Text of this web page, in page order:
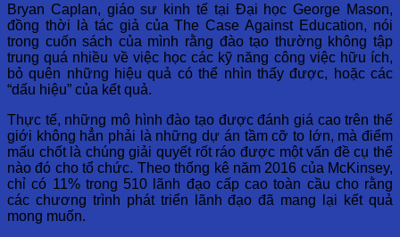
Bryan Caplan, giáo sư kinh tế tại Đại học George Mason,
đồng thời là tác giả của The Case Against Education, nói
trong cuốn sách của mình rằng đào tạo thường không tập
trung quá nhiều về việc học các kỹ năng công việc hữu ích,
bỏ quên những hiệu quả có thể nhìn thấy được, hoặc các
“dấu hiệu” của kết quả.
Thực tế, những mô hình đào tạo được đánh giá cao trên thế
giới không hẳn phải là những dự án tầm cỡ to lớn, mà điểm
mấu chốt là chúng giải quyết rốt ráo được một vấn đề cụ thể
nào đó cho tổ chức. Theo thống kê năm 2016 của McKinsey,
chỉ có 11% trong 510 lãnh đạo cấp cao toàn cầu cho rằng
các chương trình phát triển lãnh đạo đã mang lại kết quả
mong muốn.